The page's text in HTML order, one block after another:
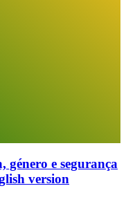
género e segurança
version